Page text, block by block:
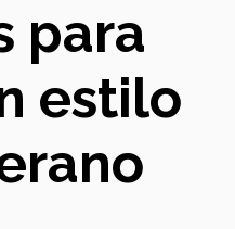
para
estilo